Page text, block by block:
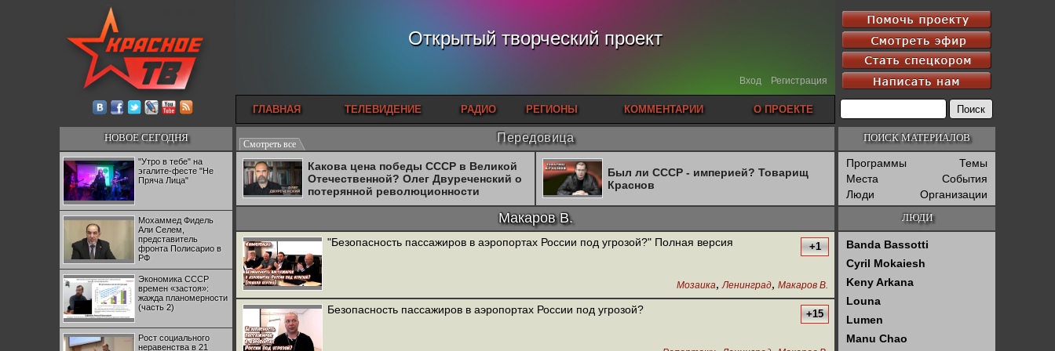
Открытый творческий проект
Вход Регистрация
ГЛАВНАЯ ТЕЛЕВИДЕНИЕ РАДИО РЕГИОНЫ КОММЕНТАРИИ О ПРОЕКТЕ
НОВОЕ СЕГОДНЯ
"Утро в тебе" на
эгалите-фесте "Не
Пряча Лица"
Мохаммед Фидель
Али Селем,
представитель
фронта Полисарио в
РФ
Экономика СССР
времен «застоя»:
жажда планомерности
(часть 2)
Рост социального
неравенства в 21
Передовица
Смотреть все
Какова цена победы СССР в Великой
Отечественной? Олег Двуреченский о
потерянной революционности
Был ли СССР - империей? Товарищ
Краснов
Макаров В.
"Безопасность пассажиров в аэропортах России под угрозой?" Полная версия +1
Мозаика, Ленинград, Макаров В.
Безопасность пассажиров в аэропортах России под угрозой? +15
ПОИСК МАТЕРИАЛОВ
Программы
Темы
Места
События
Люди
Организации
ЛЮДИ
Banda Bassotti
Cyril Mokaiesh
Keny Arkana
Louna
Lumen
Manu Chao